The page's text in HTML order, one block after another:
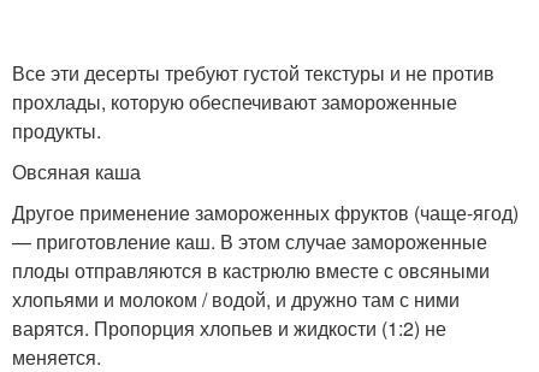
Все эти десерты требуют густой текстуры и не против
прохлады, которую обеспечивают замороженные
продукты.
Овсяная каша
Другое применение замороженных фруктов (чаще-ягод)
— приготовление каш. В этом случае замороженные
плоды отправляются в кастрюлю вместе с овсяными
хлопьями и молоком / водой, и дружно там с ними
варятся. Пропорция хлопьев и жидкости (1:2) не
меняется.